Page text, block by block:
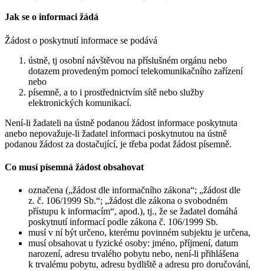
Jak se o informaci žádá
Žádost o poskytnutí informace se podává
ústně, tj osobní návštěvou na příslušném orgánu nebo
dotazem provedeným pomocí telekomunikačního zařízení
nebo
písemně, a to i prostřednictvím sítě nebo služby
elektronických komunikací.
Není-li žadateli na ústně podanou žádost informace poskytnuta
anebo nepovažuje-li žadatel informaci poskytnutou na ústně
podanou žádost za dostačující, je třeba podat žádost písemně.
Co musí písemná žádost obsahovat
označena („žádost dle informačního zákona“; „žádost dle
z. č. 106/1999 Sb.“; „žádost dle zákona o svobodném
přístupu k informacím“, apod.), tj., že se žadatel domáhá
poskytnutí informací podle zákona č. 106/1999 Sb.
musí v ní být určeno, kterému povinném subjektu je určena,
musí obsahovat u fyzické osoby: jméno, příjmení, datum
narození, adresu trvalého pobytu nebo, není-li přihlášena
k trvalému pobytu, adresu bydliště a adresu pro doručování,